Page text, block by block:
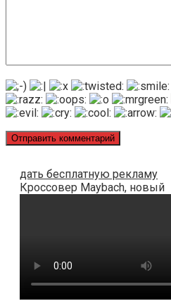
дать бесплатную рекламу
Кроссовер Maybach, новый